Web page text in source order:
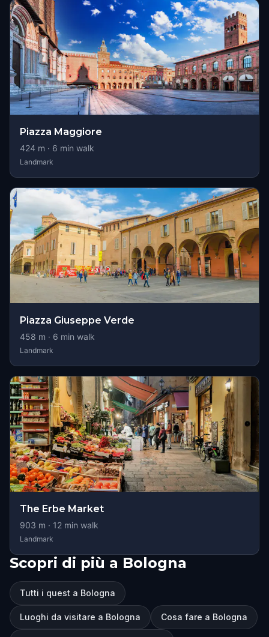
Piazza Maggiore
424 m · 6 min walk
Landmark
Piazza Giuseppe Verde
458 m · 6 min walk
Landmark
The Erbe Market
903 m · 12 min walk
Landmark
Scopri di più a Bologna
Tutti i quest a Bologna
Luoghi da visitare a Bologna Cosa fare a Bologna